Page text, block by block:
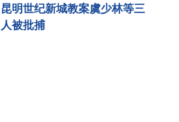
昆明世纪新城教案虞少林等三
人被批捕